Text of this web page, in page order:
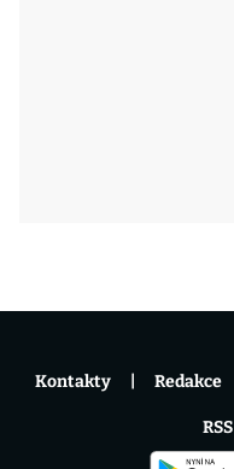
Kontakty Redakce
RSS